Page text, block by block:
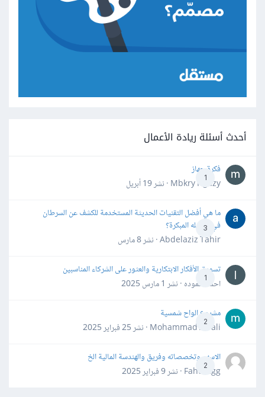
أحدث أسئلة ريادة الأعمال
1
فكرة جهاز
Mbkry Hgazy · نشر
19 أبريل
3
ما هي أفضل التقنيات الحديثة المستخدمة للكشف عن السرطان
في مراحله المبكرة؟
Abdelaziz Tahir · نشر
8 مارس
1
تسويق الأفكار الابتكارية والعثور على الشركاء المناسبين
احمد حموده · نشر 1 مارس 2025
2
مشروع الواح شمسية
Mohammad Awali · نشر
25 فبراير 2025
2
الاسهم وتخصصاته وفريق والهندسة المالية الخ
Fahd Ggg · نشر
9 فبراير 2025